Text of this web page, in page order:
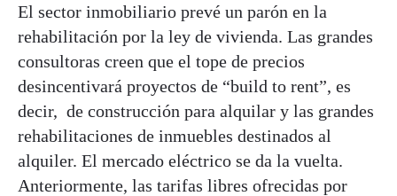
El sector inmobiliario prevé un parón en la
rehabilitación por la ley de vivienda. Las grandes
consultoras creen que el tope de precios
desincentivará proyectos de “build to rent”, es
decir, de construcción para alquilar y las grandes
rehabilitaciones de inmuebles destinados al
alquiler. El mercado eléctrico se da la vuelta.
Anteriormente, las tarifas libres ofrecidas por